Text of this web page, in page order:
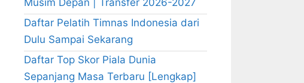
Daftar Pelatih Timnas Indonesia dari
Dulu Sampai Sekarang
Daftar Top Skor Piala Dunia
Sepanjang Masa Terbaru [Lengkap]